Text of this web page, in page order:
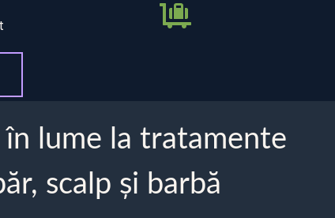
în lume la tratamente
scalp și barbă